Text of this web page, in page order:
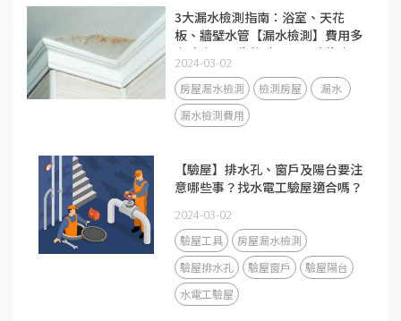
3大漏水檢測指南：浴室、天花
板、牆壁水管【漏水檢測】費用多
少才合理？先找驗屋公司才能省更
大！
2024-03-02
房屋漏水檢測 檢測房屋
漏水
漏水檢測費用
【驗屋】排水孔、窗戶及陽台要注
意哪些事？找水電工驗屋適合嗎？
2024-03-02
驗屋工具
房屋漏水檢測
驗屋排水孔
驗屋窗戶
驗屋陽台
水電工驗屋